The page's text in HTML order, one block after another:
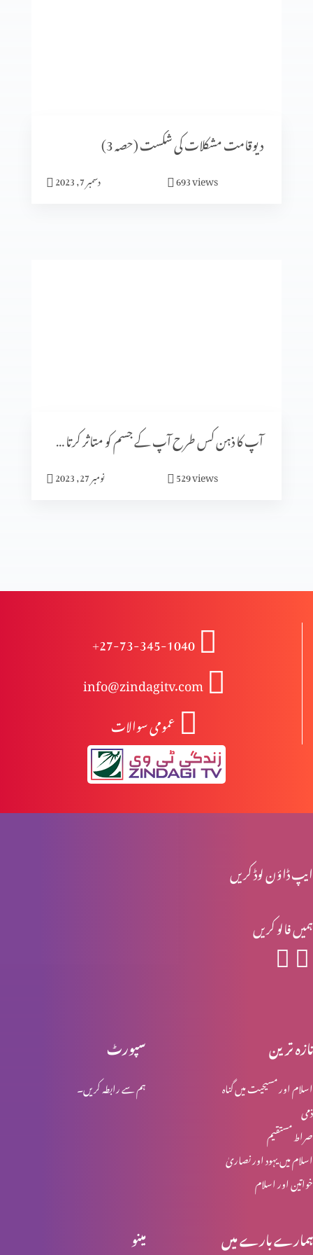
میں جلدی میں مگر خدا نہیں
گلتیوں (حصہ 2)
درد سے پاک راستے کے خطرات (2-2)
درد سے پاک راستے کے خطرات (1-2)
یسوع کی تمثیلیں: خود کو پرکھنا (2-2)
دیوقامت مشکلات کی شکست (حصہ 3)
دسمبر 7, 2023 693views
آپ کا ذہن کس طرح آپ کے جسم کو متاثر کرتا ہے (پارٹ 2)
نومبر 27, 2023 529views
+27-73-345-1040
info@zindagitv.com
عمومی سوالات
ایپ ڈاؤن لوڈ کریں
ہمیں فالو کریں
سپورٹ
ہم سے رابطہ کریں۔
تازہ ترین
اسلام اور مسیحیت میں گناہ
ذمی
صراط مستقیم
اسلام میں یہود اور نصاریٰ
خواتین اور اسلام
مینو ہمارے بارے میں